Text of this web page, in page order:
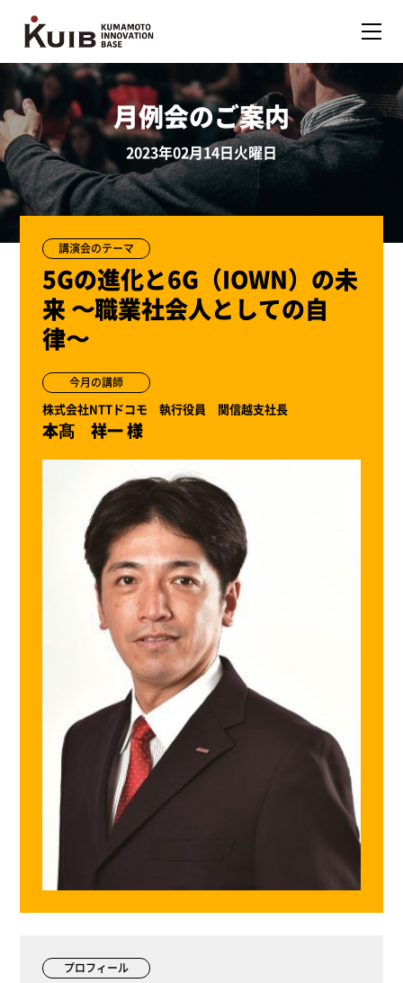
月例会のご案内
2023年02月14日火曜日
講演会のテーマ
5Gの進化と6G（IOWN）の未
来 〜職業社会人としての自
律〜
今月の講師
株式会社NTTドコモ 執行役員 関信越支社長
本髙 祥一 様
プロフィール